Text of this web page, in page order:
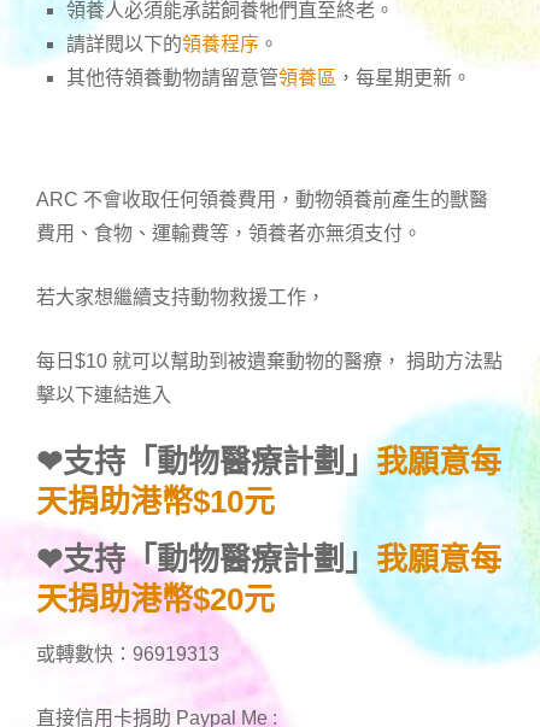
領養人必須能承諾飼養牠們直至終老。
請詳閱以下的領養程序 。
其他待領養動物請留意管領養區 ，每星期更新。
ARC 不會收取任何領養費用，動物領養前產生的獸醫
費用、食物、運輸費等，領養者亦無須支付。
若大家想繼續支持動物救援工作，
每日$10 就可以幫助到被遺棄動物的醫療， 捐助方法點
擊以下連結進入
❤支持「動物醫療計劃」我願意每
天捐助港幣$10元
❤支持「動物醫療計劃」 我願意每
天捐助港幣$20元
或轉數快：96919313
直接信用卡捐助 Paypal Me :